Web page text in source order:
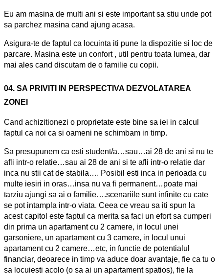
Eu am masina de multi ani si este important sa stiu unde pot
sa parchez masina cand ajung acasa.
Asigura-te de faptul ca locuinta iti pune la dispozitie si loc de
parcare. Masina este un confort , util pentru toata lumea, dar
mai ales cand discutam de o familie cu copii.
04. SA PRIVITI IN PERSPECTIVA DEZVOLATAREA
ZONEI
Cand achizitionezi o proprietate este bine sa iei in calcul
faptul ca noi ca si oameni ne schimbam in timp.
Sa presupunem ca esti student/a…sau…ai 28 de ani si nu te
afli intr-o relatie…sau ai 28 de ani si te afli intr-o relatie dar
inca nu stii cat de stabila…. Posibil esti inca in perioada cu
multe iesiri in oras…insa nu va fi permanent…poate mai
tarziu ajungi sa ai o familie….scenariile sunt infinite cu cate
se pot intampla intr-o viata. Ceea ce vreau sa iti spun la
acest capitol este faptul ca merita sa faci un efort sa cumperi
din prima un apartament cu 2 camere, in locul unei
garsoniere, un apartament cu 3 camere, in locul unui
apartament cu 2 camere…etc, in functie de potentialul
financiar, deoarece in timp va aduce doar avantaje, fie ca tu o
sa locuiesti acolo (o sa ai un apartament spatios), fie la